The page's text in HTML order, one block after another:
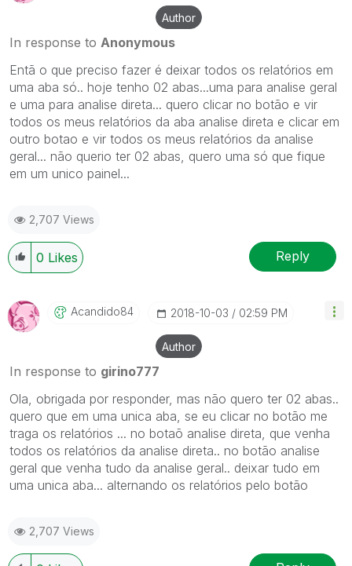
Author
In response to Anonymous
Entã o que preciso fazer é deixar todos os relatórios em
uma aba só.. hoje tenho 02 abas...uma para analise geral
e uma para analise direta... quero clicar no botão e vir
todos os meus relatórios da aba analise direta e clicar em
outro botao e vir todos os meus relatórios da analise
geral... não querio ter 02 abas, quero uma só que fique
em um unico painel...
2,707 Views
0 Likes Reply
Acandido84 ‎2018-10-03 02:59 PM
Author
In response to girino777
Ola, obrigada por responder, mas não quero ter 02 abas..
quero que em uma unica aba, se eu clicar no botão me
traga os relatórios ... no botaõ analise direta, que venha
todos os relatórios da analise direta.. no botão analise
geral que venha tudo da analise geral.. deixar tudo em
uma unica aba... alternando os relatórios pelo botão
2,707 Views